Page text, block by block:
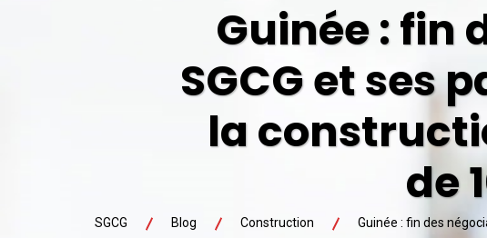
Guinée : fin
SGCG et ses
la
de
SGCG Blog Construction Guinée : fin des